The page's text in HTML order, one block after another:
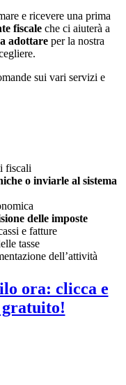
e ricevere una prima
fiscale che ci aiuterà a
adottare per la nostra
sui vari servizi e
fiscali
o inviarle al sistema
delle imposte
e fatture
tasse
dell’attività
ora: clicca e
gratuito!